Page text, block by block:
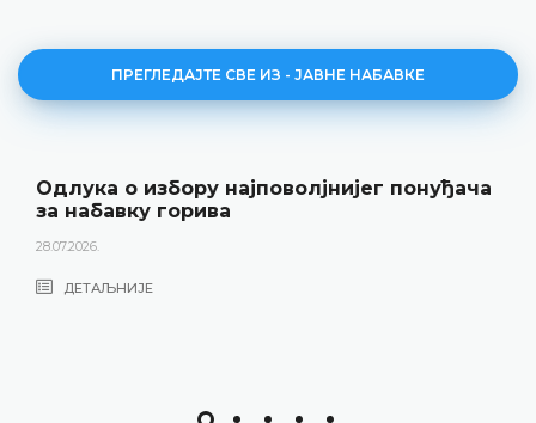
ПРЕГЛЕДАЈТЕ СВЕ ИЗ - ЈАВНЕ НАБАВКЕ
Одлука о избору најповолјнијег понуђача
за набавку горива
28.07.2026.
ДЕТАЉНИЈЕ